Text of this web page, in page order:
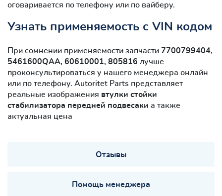
оговаривается по телефону или по вайберу.
Узнать применяемость с VIN кодом
При сомнении применяемости запчасти 7700799404,
5461600QAA, 60610001, 805816 лучше
проконсультироваться у нашего менеджера онлайн
или по телефону. Autoritet Parts представляет
реальные изображения втулки стойки
стабилизатора передней подвесаки а также
актуальная цена
Отзывы
Помощь менеджера